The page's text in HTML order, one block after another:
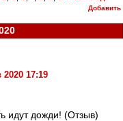
Добавить
17:19
идут дожди! (Отзыв)